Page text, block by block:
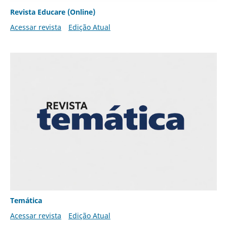
Revista Educare (Online)
Acessar revista
Edição Atual
Temática
Acessar revista
Edição Atual